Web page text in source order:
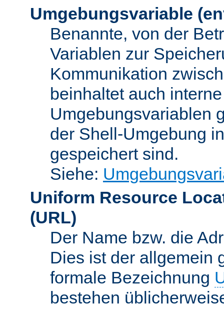
Umgebungsvariable
Benannte, von der
Variablen zur
Kommunikation
beinhaltet auch
Umgebungsvariablen
der Shell-Umgebung
gespeichert sind.
Siehe:
Uniform Resource
(URL)
Der Name bzw. die
Dies ist der allgemein
formale Bezeichnung
bestehen